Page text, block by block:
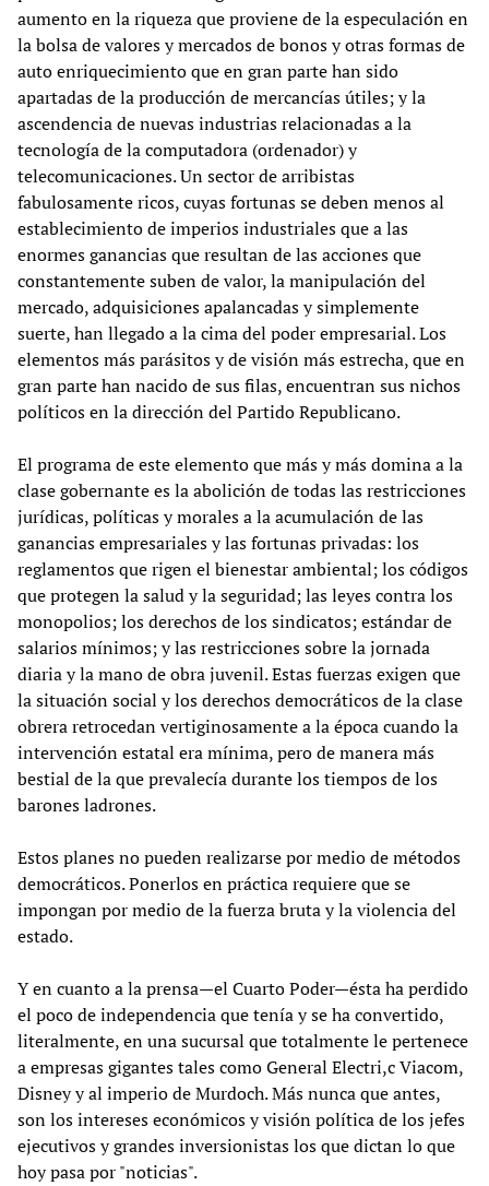
aumento en la riqueza que proviene de la especulación en
la bolsa de valores y mercados de bonos y otras formas de
auto enriquecimiento que en gran parte han sido
apartadas de la producción de mercancías útiles; y la
ascendencia de nuevas industrias relacionadas a la
tecnología de la computadora (ordenador) y
telecomunicaciones. Un sector de arribistas
fabulosamente ricos, cuyas fortunas se deben menos al
establecimiento de imperios industriales que a las
enormes ganancias que resultan de las acciones que
constantemente suben de valor, la manipulación del
mercado, adquisiciones apalancadas y simplemente
suerte, han llegado a la cima del poder empresarial. Los
elementos más parásitos y de visión más estrecha, que en
gran parte han nacido de sus filas, encuentran sus nichos
políticos en la dirección del Partido Republicano.
El programa de este elemento que más y más domina a la
clase gobernante es la abolición de todas las restricciones
jurídicas, políticas y morales a la acumulación de las
ganancias empresariales y las fortunas privadas: los
reglamentos que rigen el bienestar ambiental; los códigos
que protegen la salud y la seguridad; las leyes contra los
monopolios; los derechos de los sindicatos; estándar de
salarios mínimos; y las restricciones sobre la jornada
diaria y la mano de obra juvenil. Estas fuerzas exigen que
la situación social y los derechos democráticos de la clase
obrera retrocedan vertiginosamente a la época cuando la
intervención estatal era mínima, pero de manera más
bestial de la que prevalecía durante los tiempos de los
barones ladrones.
Estos planes no pueden realizarse por medio de métodos
democráticos. Ponerlos en práctica requiere que se
impongan por medio de la fuerza bruta y la violencia del
estado.
Y en cuanto a la prensa—el Cuarto Poder—ésta ha perdido
el poco de independencia que tenía y se ha convertido,
literalmente, en una sucursal que totalmente le pertenece
a empresas gigantes tales como General Electri,c Viacom,
Disney y al imperio de Murdoch. Más nunca que antes,
son los intereses económicos y visión política de los jefes
ejecutivos y grandes inversionistas los que dictan lo que
hoy pasa por "noticias".